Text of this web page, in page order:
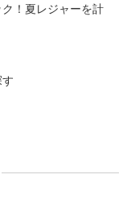
！夏レジャーを計